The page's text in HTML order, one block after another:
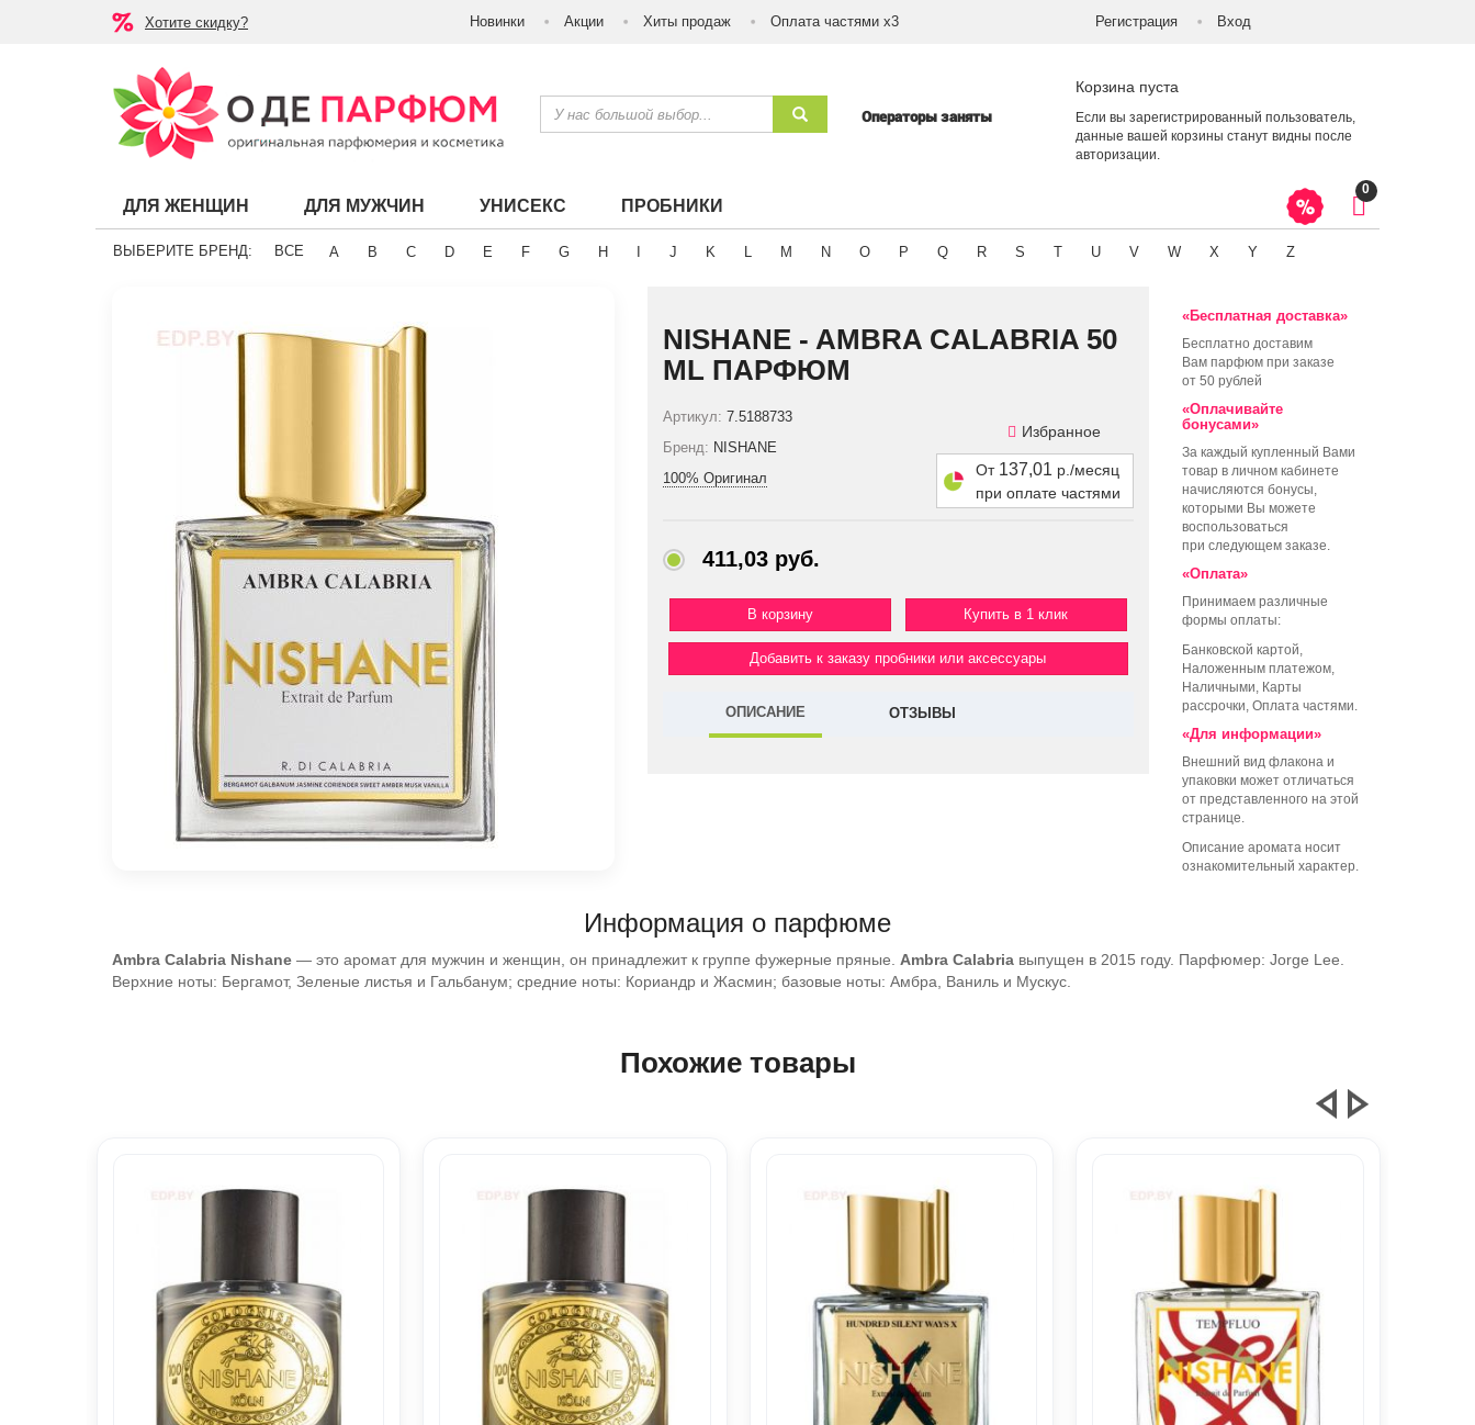
Хотите скидку? Новинки Акции Хиты продаж Оплата частями х3 Регистрация Вход
Операторы заняты
Корзина пуста
Если вы зарегистрированный пользователь,
данные вашей корзины станут видны после
авторизации
ДЛЯ ЖЕНЩИН ДЛЯ МУЖЧИН УНИСЕКС ПРОБНИКИ
0
ВЫБЕРИТЕ БРЕНД: ВСЕ A B C D E F G H J K L M N O P Q R S T U V W X Y Z
NISHANE - AMBRA CALABRIA 50
ML ПАРФЮМ
Артикул: 7.5188733
Бренд: NISHANE
100% Оригинал
Избранное
От 137,01 р./месяц
при оплате частями
411,03 руб.
Купить в 1 клик
Добавить к заказу пробники или аксессуары
ОПИСАНИЕ ОТЗЫВЫ
«Бесплатная доставка»
Бесплатно доставим
Вам парфюм при заказе
от 50 рублей
«Оплачивайте
бонусами»
За каждый купленный Вами
товар в личном кабинете
начисляются бонусы,
которыми Вы можете
воспользоваться
при следующем заказе.
«Оплата»
Принимаем различные
формы оплаты:
Банковской картой,
Наложенным платежом,
Наличными, Карты
рассрочки, Оплата частями.
«Для информации»
Внешний вид флакона и
упаковки может отличаться
от представленного на этой
странице.
Описание аромата носит
ознакомительный характер.
Информация о парфюме
Ambra Calabria Nishane — это аромат для мужчин и женщин, он принадлежит к группе фужерные пряные. Ambra Calabria выпущен в 2015 году. Парфюмер: Jorge Lee.
Верхние ноты: Бергамот, Зеленые листья и Гальбанум; средние ноты: Кориандр и Жасмин; базовые ноты: Амбра, Ваниль и Мускус.
Похожие товары